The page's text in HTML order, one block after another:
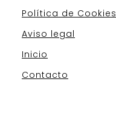
Política de Cookies
Aviso legal
Inicio
Contacto